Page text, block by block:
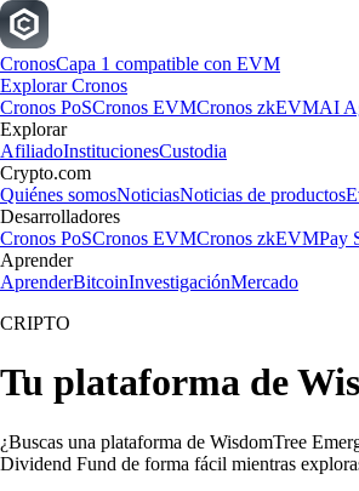
CronosCapa 1 compatible con EVM
Explorar Cronos
Cronos PoSCronos EVMCronos zkEVMAI
Explorar
AfiliadoInstitucionesCustodia
Crypto.com
Quiénes somosNoticiasNoticias de productos
Desarrolladores
Cronos PoSCronos EVMCronos zkEVMPay
Aprender
AprenderBitcoinInvestigaciónMercado
CRIPTO
Tu plataforma de
¿Buscas una plataforma de WisdomTree
Dividend Fund de forma fácil mientras